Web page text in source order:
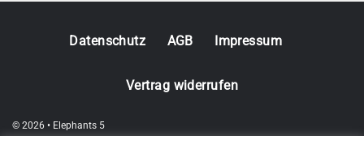
© 2026 • Elephants 5
Datenschutz AGB Impressum
Vertrag widerrufen